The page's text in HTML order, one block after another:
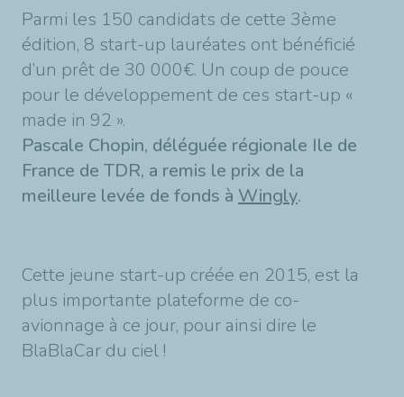
Parmi les 150 candidats de cette 3ème
édition, 8 start-up lauréates ont bénéficié
d’un prêt de 30 000€. Un coup de pouce
pour le développement de ces start-up «
made in 92 ».
Pascale Chopin, déléguée régionale Ile de
France de TDR, a remis le prix de la
meilleure levée de fonds à Wingly.
Cette jeune start-up créée en 2015, est la
plus importante plateforme de co-
avionnage à ce jour, pour ainsi dire le
BlaBlaCar du ciel !